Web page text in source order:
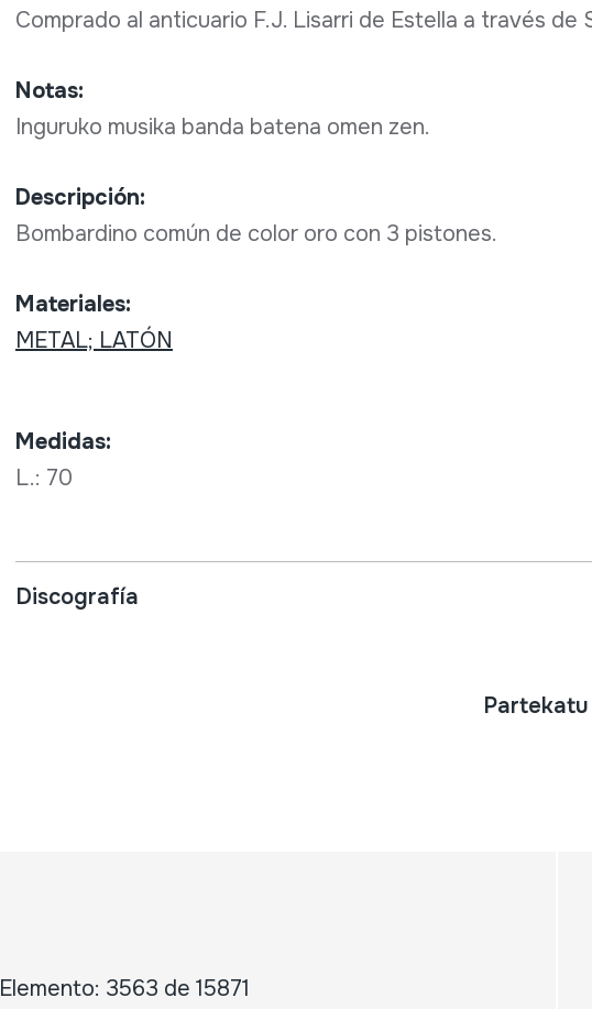
Comprado al anticuario F.J. Lisarri de Estella a través de
Notas:
Inguruko musika banda batena omen zen.
Descripción:
Bombardino común de color oro con 3 pistones.
Materiales:
METAL; LATÓN
Medidas:
L.: 70
Discografía
Partekatu
Elemento: 3563 de 15871